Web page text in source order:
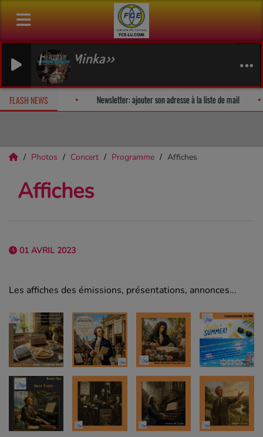
Minka»
FLASH NEWS Fan Releases & Merch Newsletter: ajouter son
Photos Concert Programme Affiches
Affiches
01 AVRIL 2023
Les affiches des émissions, présentations, annonces...